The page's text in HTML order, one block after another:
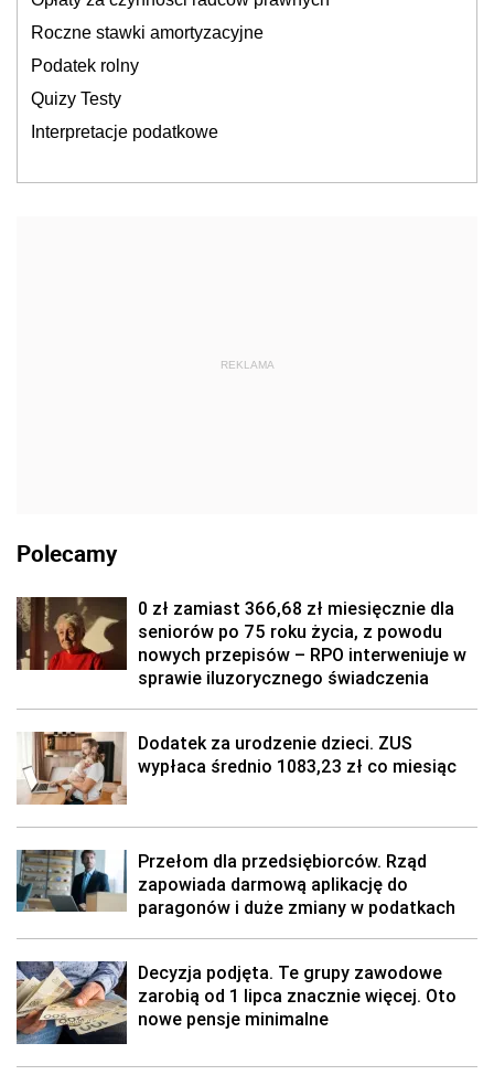
Roczne stawki amortyzacyjne
Podatek rolny
Quizy Testy
Interpretacje podatkowe
REKLAMA
Polecamy
0 zł zamiast 366,68 zł miesięcznie dla
seniorów po 75 roku życia, z powodu
nowych przepisów – RPO interweniuje w
sprawie iluzorycznego świadczenia
Dodatek za urodzenie dzieci. ZUS
wypłaca średnio 1083,23 zł co miesiąc
Przełom dla przedsiębiorców. Rząd
zapowiada darmową aplikację do
paragonów i duże zmiany w podatkach
Decyzja podjęta. Te grupy zawodowe
zarobią od 1 lipca znacznie więcej. Oto
nowe pensje minimalne